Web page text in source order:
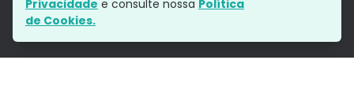
Privacidade e consulte nossa Política
de Cookies.